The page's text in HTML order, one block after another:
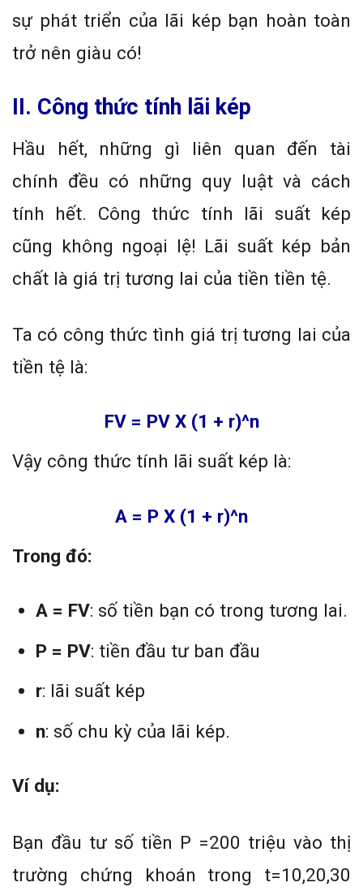
sự phát triển của lãi kép bạn hoàn toàn
trở nên giàu có!
II. Công thức tính lãi kép
Hầu hết, những gì liên quan đến tài
chính đều có những quy luật và cách
tính hết. Công thức tính lãi suất kép
cũng không ngoại lệ! Lãi suất kép bản
chất là giá trị tương lai của tiền tiền tệ.
Ta có công thức tình giá trị tương lai của
tiền tệ là:
FV = PV X (1 + r)^n
Vậy công thức tính lãi suất kép là:
A = P X (1 + r)^n
Trong đó:
A = FV: số tiền bạn có trong tương lai.
P = PV: tiền đầu tư ban đầu
r: lãi suất kép
n: số chu kỳ của lãi kép.
Ví dụ:
Bạn đầu tư số tiền P =200 triệu vào thị
trường chứng khoán trong t=10,20,30